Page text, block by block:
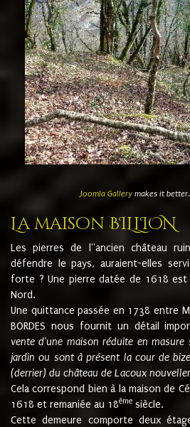
Joomla Gallerymakes it
La maison BILLION
Les pierres de l''ancien château
défendre le pays, auraient-elles
forte ? Une pierre datée de 1618
Nord.
Une quittance passée en 1738 entre M.
BORDES nous fournit un détail
vente d'une maison réduite en
jardin ou sont à présent la cour de
(derrier) du château de Lacoux
Cela correspond bien à la maison de
1618 et remaniée au 18ème siècle.
Cette demeure comporte deux